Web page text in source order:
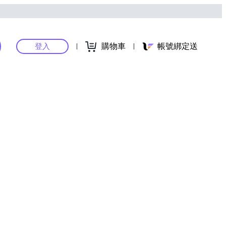
登入 購物車 帳號綁定送